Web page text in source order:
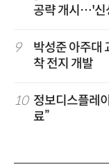
공략 개시…'신
9
박성준 아주대
착 전지 개발
10 정보디스플레
료”